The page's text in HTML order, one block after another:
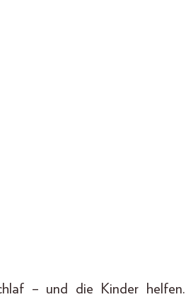
– und die Kinder helfen.